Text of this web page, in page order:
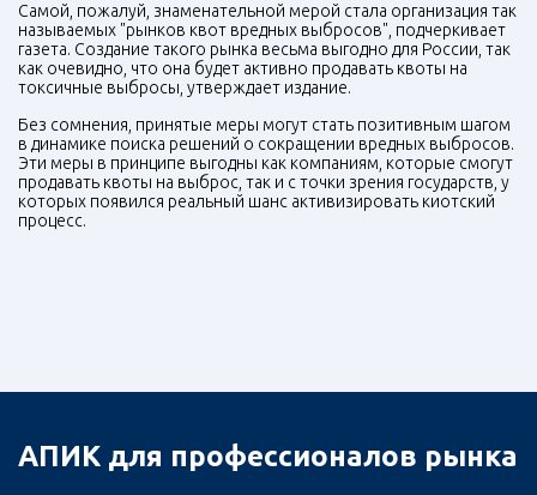
Самой, пожалуй, знаменательной мерой стала организация так
называемых "рынков квот вредных выбросов", подчеркивает
газета. Создание такого рынка весьма выгодно для России, так
как очевидно, что она будет активно продавать квоты на
токсичные выбросы, утверждает издание.
Без сомнения, принятые меры могут стать позитивным шагом
в динамике поиска решений о сокращении вредных выбросов.
Эти меры в принципе выгодны как компаниям, которые смогут
продавать квоты на выброс, так и с точки зрения государств, у
которых появился реальный шанс активизировать киотский
процесс.
АПИК для профессионалов рынка